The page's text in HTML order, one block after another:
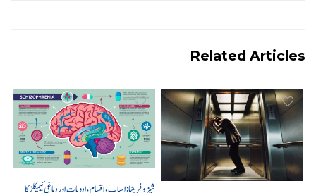
Related Articles
شیزوفرینیا: اسباب، اقسام، ادویات اور دماغی کیمیکلز کا